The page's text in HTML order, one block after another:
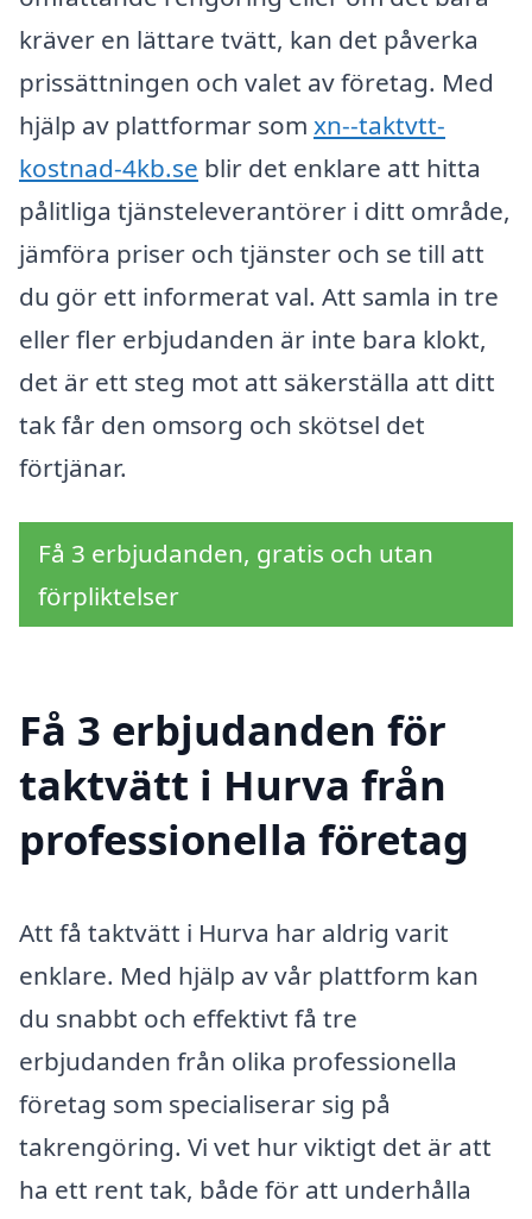
kräver en lättare tvätt, kan det påverka
prissättningen och valet av företag. Med
hjälp av plattformar som xn--taktvtt-
kostnad-4kb.se blir det enklare att hitta
pålitliga tjänsteleverantörer i ditt område,
jämföra priser och tjänster och se till att
du gör ett informerat val. Att samla in tre
eller fler erbjudanden är inte bara klokt,
det är ett steg mot att säkerställa att ditt
tak får den omsorg och skötsel det
förtjänar.
Få 3 erbjudanden, gratis och utan
förpliktelser
Få 3 erbjudanden för
taktvätt i Hurva från
professionella företag
Att få taktvätt i Hurva har aldrig varit
enklare. Med hjälp av vår plattform kan
du snabbt och effektivt få tre
erbjudanden från olika professionella
företag som specialiserar sig på
takrengöring. Vi vet hur viktigt det är att
ha ett rent tak, både för att underhålla